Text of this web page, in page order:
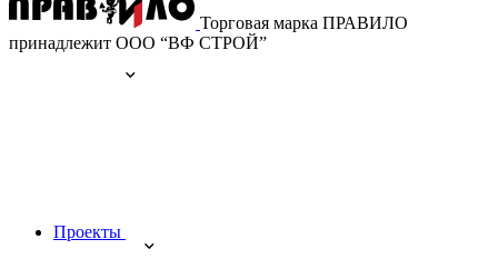
Торговая марка ПРАВИЛО
принадлежит ООО “ВФ СТРОЙ”
Проекты